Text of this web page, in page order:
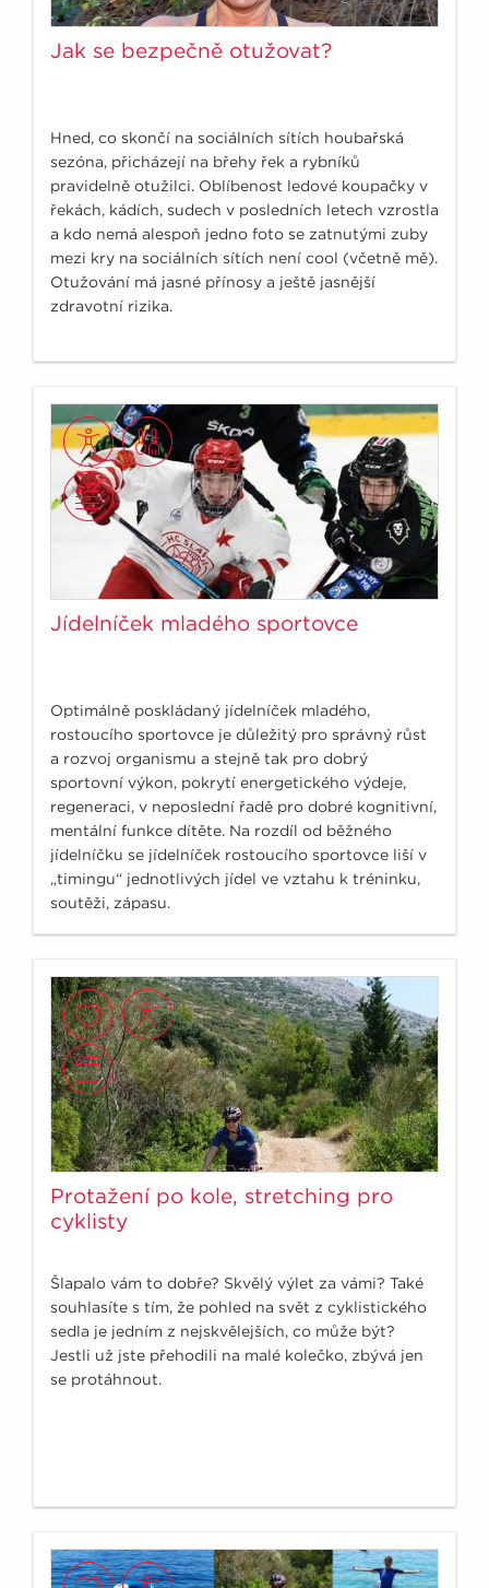
Jak se bezpečně otužovat?
Hned, co skončí na sociálních sítích houbařská
sezóna, přicházejí na břehy řek a rybníků
pravidelně otužilci. Oblíbenost ledové koupačky v
řekách, kádích, sudech v posledních letech vzrostla
a kdo nemá alespoň jedno foto se zatnutými zuby
mezi kry na sociálních sítích není cool (včetně mě).
Otužování má jasné přínosy a ještě jasnější
zdravotní rizika.
Jídelníček mladého sportovce
Optimálně poskládaný jídelníček mladého,
rostoucího sportovce je důležitý pro správný růst
a rozvoj organismu a stejně tak pro dobrý
sportovní výkon, pokrytí energetického výdeje,
regeneraci, v neposlední řadě pro dobré kognitivní,
mentální funkce dítěte. Na rozdíl od běžného
jídelníčku se jídelníček rostoucího sportovce liší v
„timingu“ jednotlivých jídel ve vztahu k tréninku,
soutěži, zápasu.
Protažení po kole, stretching pro
cyklisty
Šlapalo vám to dobře? Skvělý výlet za vámi? Také
souhlasíte s tím, že pohled na svět z cyklistického
sedla je jedním z nejskvělejších, co může být?
Jestli už jste přehodili na malé kolečko, zbývá jen
se protáhnout.